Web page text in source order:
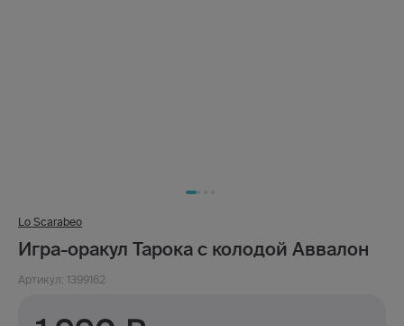
Lo Scarabeo
Игра-оракул Тарока с колодой Аввалон
Артикул: 1399162